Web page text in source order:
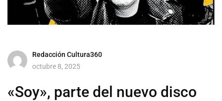
Redacción Cultura360
octubre 8, 2025
«Soy», parte del nuevo disco